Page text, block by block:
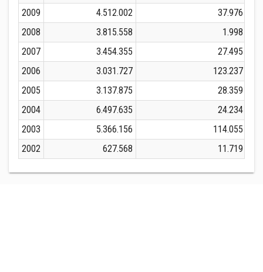
2009
4.512.002
37.976
2008
3.815.558
1.998
2007
3.454.355
27.495
2006
3.031.727
123.237
2005
3.137.875
28.359
2004
6.497.635
24.234
2003
5.366.156
114.055
2002
627.568 11.719